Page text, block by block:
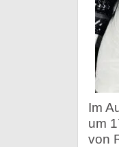
Im
um
von